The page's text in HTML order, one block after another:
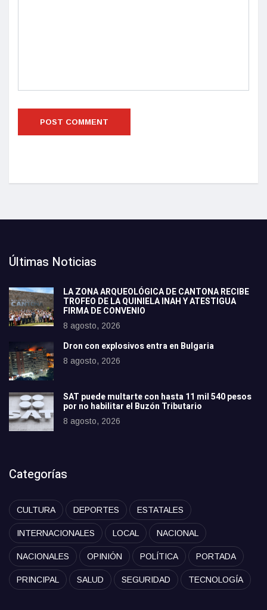
Últimas Noticias
LA ZONA ARQUEOLÓGICA DE CANTONA RECIBE
TROFEO DE LA QUINIELA INAH Y ATESTIGUA
FIRMA DE CONVENIO
8 agosto, 2026
Dron con explosivos entra en Bulgaria
8 agosto, 2026
SAT puede multarte con hasta 11 mil 540 pesos
por no habilitar el Buzón Tributario
8 agosto, 2026
Categorías
CULTURA DEPORTES ESTATALES
INTERNACIONALES LOCAL NACIONAL
NACIONALES OPINIÓN POLÍTICA PORTADA
PRINCIPAL SALUD SEGURIDAD TECNOLOGÍA